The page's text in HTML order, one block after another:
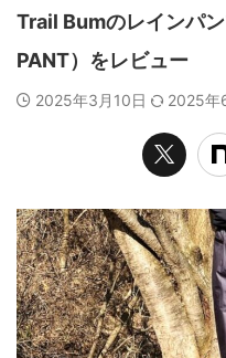
Trail Bumのレインパ
PANT）をレビュー
2025年3月10日 2025年